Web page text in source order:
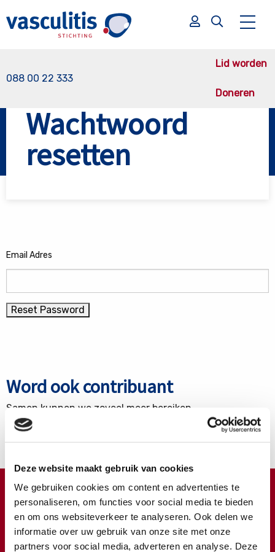
Deze website maakt gebruik van cookies
We gebruiken cookies om content en advertenties te
personaliseren, om functies voor social media te bieden
en om ons websiteverkeer te analyseren. Ook delen we
informatie over uw gebruik van onze site met onze
partners voor social media, adverteren en analyse. Deze
088 00 22 333
Lid worden
Doneren
Zoek
Zoek
Wachtwoord
resetten
Email Adres
Word ook contribuant
Samen kunnen we zoveel meer bereiken.
Doneren ?
Meer weten over wat we met uw extra gift doen?
Klik hier